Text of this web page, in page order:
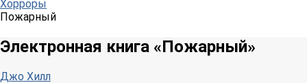
Хорроры
Пожарный
Электронная книга «Пожарный»
Джо Хилл